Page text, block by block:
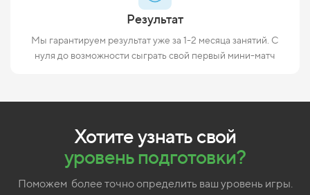
Результат
Мы гарантируем результат уже за 1-2 месяца занятий. С
нуля до возможности сыграть свой первый мини-матч
Хотите узнать свой
уровеньподготовки?
Поможем более точно определить ваш уровень игры.